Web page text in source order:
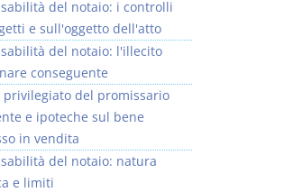
del notaio: i controlli
e sull'oggetto dell'atto
del notaio: l'illecito
conseguente
privilegiato del promissario
e ipoteche sul bene
in vendita
del notaio: natura
e limiti